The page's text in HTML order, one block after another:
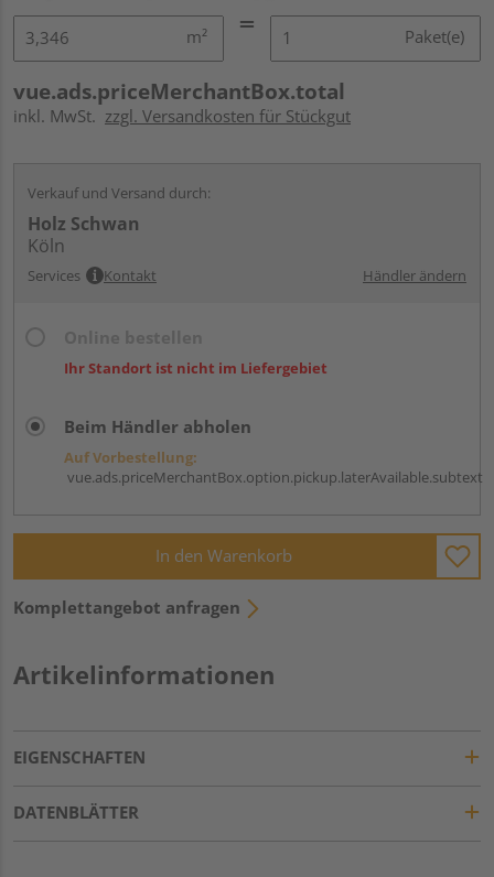
m² Paket(e)
vue.ads.priceMerchantBox.total
inkl. MwSt. zzgl. Versandkosten für Stückgut
Verkauf und Versand durch:
Holz Schwan
Köln
Services Kontakt Händler ändern
Ihr Standort ist nicht im Liefergebiet
Beim Händler abholen
Auf Vorbestellung:
vue.ads.priceMerchantBox.option.pickup.laterAvailable.subtext
In den Warenkorb
Komplettangebot anfragen
Artikelinformationen
EIGENSCHAFTEN
DATENBLÄTTER